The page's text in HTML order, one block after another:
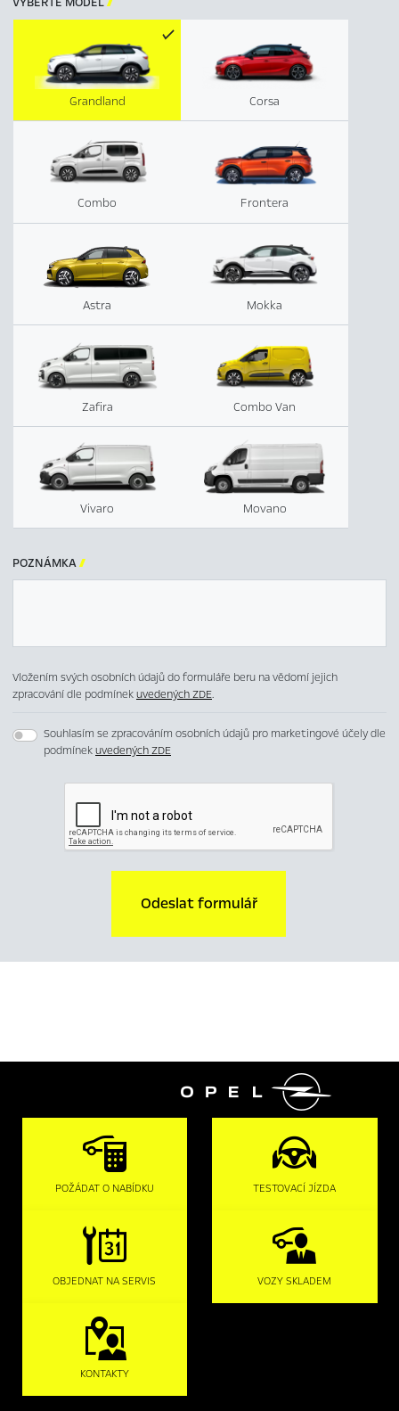
Corsa
Combo Frontera
Astra Mokka
Grandland
Zafira Combo Van
Vivaro Movano
POZNÁMKA
Vložením svých osobních údajů do formuláře beru na vědomí jejich
zpracování dle podmínekuvedených ZDE.
Souhlasím se zpracováním osobních údajů pro marketingové účely dle
podmínekuvedených ZDE
Odeslat formulář

POŽÁDAT O NABÍDKU TESTOVACÍ JÍZDA
OBJEDNAT NA SERVIS VOZY SKLADEM
KONTAKTY